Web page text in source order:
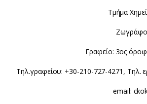
Τμήμα
Γραφείο: 3ος
Τηλ.γραφείου: +30-210-727-4271, Τηλ.
email: